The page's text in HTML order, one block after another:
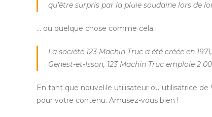
qu’être surpris par la pluie soudaine lors de
… ou quelque chose comme cela :
La société 123 Machin Truc a été créée en
Genest-et-Isson, 123 Machin Truc emploie 2
En tant que nouvel·le utilisateur ou utilisatrice
pour votre contenu. Amusez-vous bien !